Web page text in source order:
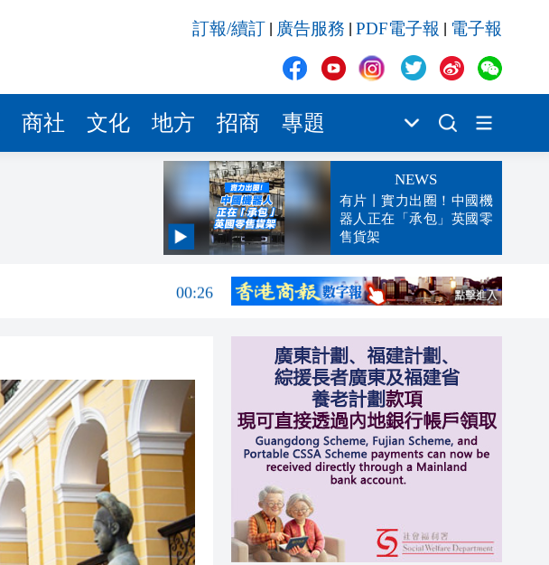
訂報/續訂 廣告服務 PDF電子報 電子報
商社 文化 地方 招商 專題
NEWS
有片丨實力出圈！中國機
器人正在「承包」英國零
售貨架
00:45
00:26
23:45
23:38
23:29
23:21